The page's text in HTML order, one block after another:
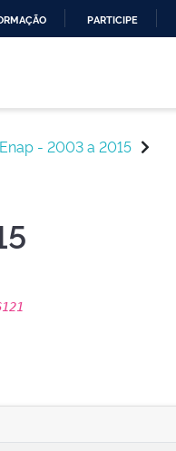
PARTICIPE
- 2003 a 2015